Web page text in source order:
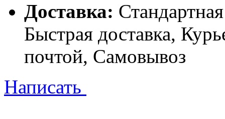
Доставка:
Быстрая доставка,
почтой, Самовывоз
Написать